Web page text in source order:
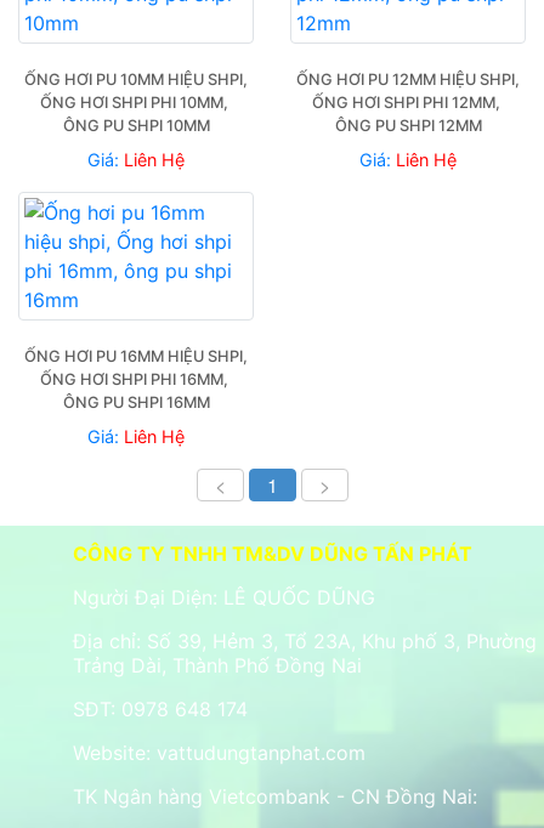
ỐNG HƠI PU 10MM HIỆU SHPI,
ỐNG HƠI SHPI PHI 10MM,
ÔNG PU SHPI 10MM
Giá: Liên Hệ
ỐNG HƠI PU 12MM HIỆU SHPI,
ỐNG HƠI SHPI PHI 12MM,
ÔNG PU SHPI 12MM
Giá: Liên Hệ
ỐNG HƠI PU 16MM HIỆU SHPI,
ỐNG HƠI SHPI PHI 16MM,
ÔNG PU SHPI 16MM
Giá: Liên Hệ
< 1 >
CÔNG TY TNHH TM&DV DŨNG TẤN PHÁT
Người Đại Diện: LÊ QUỐC DŨNG
Địa chỉ: Số 39, Hẻm 3, Tổ 23A, Khu phố 3, Phường
Trảng Dài, Thành Phố Đồng Nai
SĐT: 0978 648 174
Website: vattudungtanphat.com
TK Ngân hàng Vietcombank - CN Đồng Nai: